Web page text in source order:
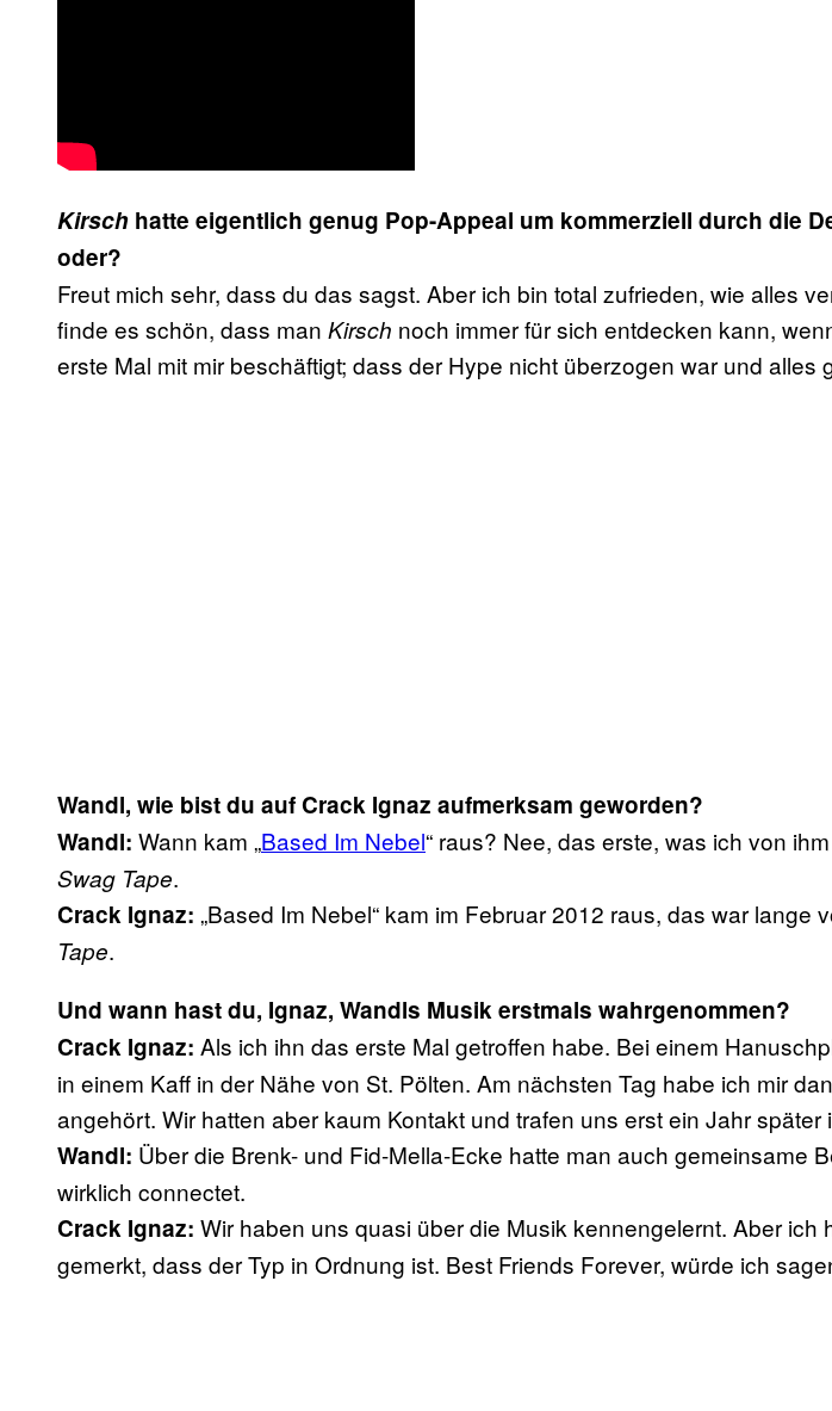
Kirsch hatte eigentlich genug Pop-Appeal um kommerziell durch die
oder?
Freut mich sehr, dass du das sagst. Aber ich bin total zufrieden, wie alles
finde es schön, dass man Kirsch noch immer für sich entdecken kann,
erste Mal mit mir beschäftigt; dass der Hype nicht überzogen war und alles
Wandl, wie bist du auf Crack Ignaz aufmerksam geworden?
Wandl: Wann kam „Based Im Nebel“ raus? Nee, das erste, was ich von
Swag Tape.
Crack Ignaz: „Based Im Nebel“ kam im Februar 2012 raus, das war lange
Tape.
Und wann hast du, Ignaz, Wandls Musik erstmals wahrgenommen?
Crack Ignaz: Als ich ihn das erste Mal getroffen habe. Bei einem
in einem Kaff in der Nähe von St. Pölten. Am nächsten Tag habe ich mir
angehört. Wir hatten aber kaum Kontakt und trafen uns erst ein Jahr später
Wandl: Über die Brenk- und Fid-Mella-Ecke hatte man auch gemeinsame
wirklich connectet.
Crack Ignaz: Wir haben uns quasi über die Musik kennengelernt. Aber ich
gemerkt, dass der Typ in Ordnung ist. Best Friends Forever, würde ich